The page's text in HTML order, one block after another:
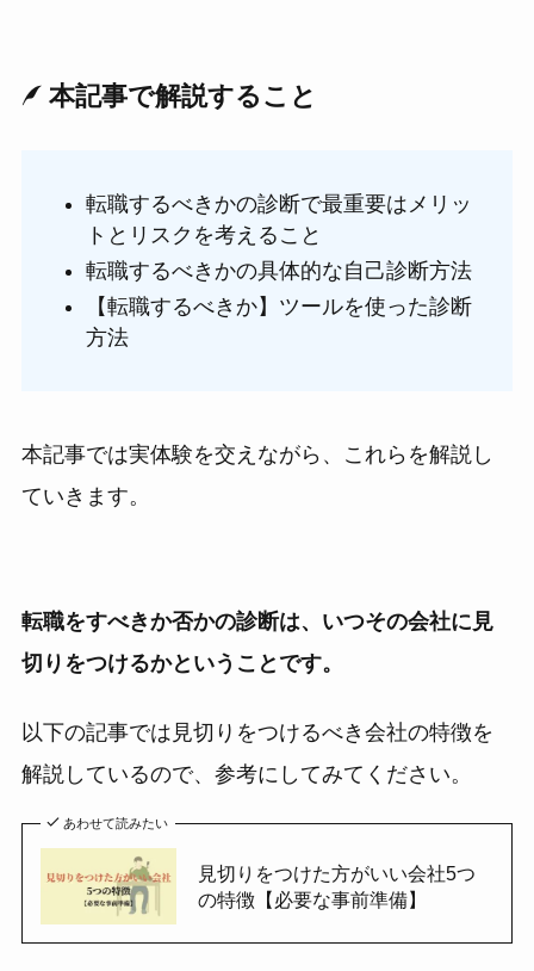
本記事で解説すること
転職するべきかの診断で最重要はメリッ
トとリスクを考えること
転職するべきかの具体的な自己診断方法
【転職するべきか】ツールを使った診断
方法
本記事では実体験を交えながら、これらを解説し
ていきます。
転職をすべきか否かの診断は、いつその会社に見
切りをつけるかということです。
以下の記事では見切りをつけるべき会社の特徴を
解説しているので、参考にしてみてください。
あわせて読みたい
見切りをつけた方がいい会社5つ
の特徴【必要な事前準備】